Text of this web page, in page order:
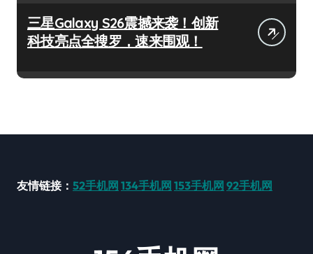
三星Galaxy S26震撼来袭！创新
科技亮点全搜罗，速来围观！
友情链接： 52手机网 134手机网 153手机网 92手机网